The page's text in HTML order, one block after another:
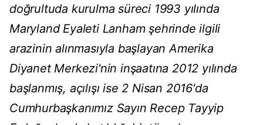
doğrultuda kurulma süreci 1993 yılında
Maryland Eyaleti Lanham şehrinde ilgili
arazinin alınmasıyla başlayan Amerika
Diyanet Merkezi'nin inşaatına 2012 yılında
başlanmış, açılışı ise 2 Nisan 2016'da
Cumhurbaşkanımız Sayın Recep Tayyip